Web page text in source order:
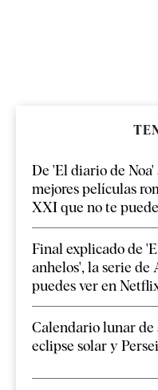
De 'El diario de
mejores películas
XXI que no te
Final explicado de
anhelos', la serie
puedes ver en
Calendario lunar de
eclipse solar y